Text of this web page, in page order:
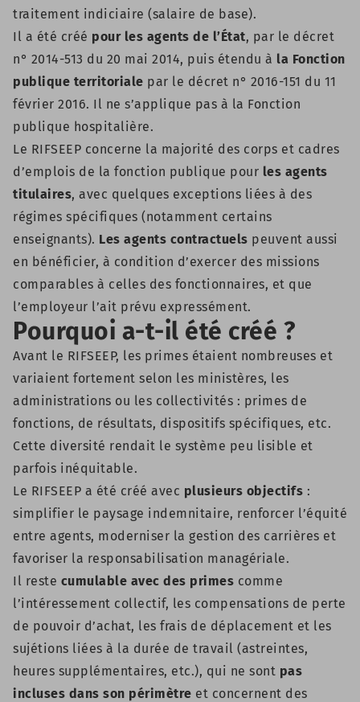
traitement indiciaire (salaire de base).
Il a été créé pour les agents de l’État, par le décret
n° 2014-513 du 20 mai 2014, puis étendu à la Fonction
publique territoriale par le décret n° 2016-151 du 11
février 2016. Il ne s’applique pas à la Fonction
publique hospitalière.
Le RIFSEEP concerne la majorité des corps et cadres
d’emplois de la fonction publique pour les agents
titulaires, avec quelques exceptions liées à des
régimes spécifiques (notamment certains
enseignants). Les agents contractuels peuvent aussi
en bénéficier, à condition d’exercer des missions
comparables à celles des fonctionnaires, et que
l’employeur l’ait prévu expressément.
Pourquoi a-t-il été créé ?
Avant le RIFSEEP, les primes étaient nombreuses et
variaient fortement selon les ministères, les
administrations ou les collectivités : primes de
fonctions, de résultats, dispositifs spécifiques, etc.
Cette diversité rendait le système peu lisible et
parfois inéquitable.
Le RIFSEEP a été créé avec plusieurs objectifs :
simplifier le paysage indemnitaire, renforcer l’équité
entre agents, moderniser la gestion des carrières et
favoriser la responsabilisation managériale.
Il reste cumulable avec des primes comme
l’intéressement collectif, les compensations de perte
de pouvoir d’achat, les frais de déplacement et les
sujétions liées à la durée de travail (astreintes,
heures supplémentaires, etc.), qui ne sont pas
incluses dans son périmètre et concernent des